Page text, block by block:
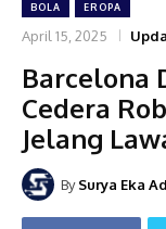
BOLA EROPA
April 15, 2025
Barcelona
Cedera
Jelang
By Surya Eka